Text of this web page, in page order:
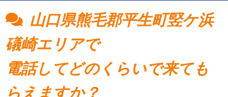
山口県熊毛郡平生町竪ケ浜
礒崎エリアで
電話してどのくらいで来ても
らえますか？